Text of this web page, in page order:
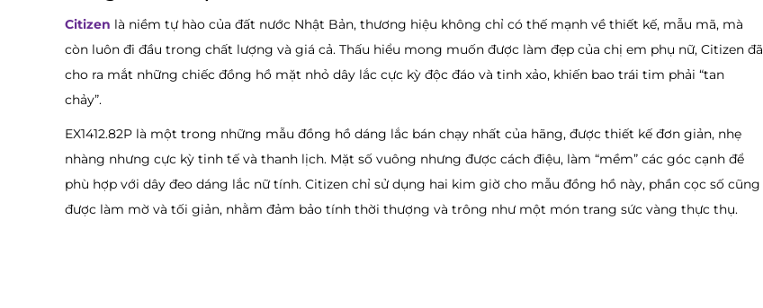
Citizen là niềm tự hào của đất nước Nhật Bản, thương hiệu không chỉ có thế mạnh về thiết kế, mẫu mã, mà
còn luôn đi đầu trong chất lượng và giá cả. Thấu hiểu mong muốn được làm đẹp của chị em phụ nữ, Citizen đã
cho ra mắt những chiếc đồng hồ mặt nhỏ dây lắc cực kỳ độc đáo và tinh xảo, khiến bao trái tim phải “tan
chảy”.
EX1412.82P là một trong những mẫu đồng hồ dáng lắc bán chạy nhất của hãng, được thiết kế đơn giản, nhẹ
nhàng nhưng cực kỳ tinh tế và thanh lịch. Mặt số vuông nhưng được cách điệu, làm “mềm” các góc cạnh để
phù hợp với dây đeo dáng lắc nữ tính. Citizen chỉ sử dụng hai kim giờ cho mẫu đồng hồ này, phần cọc số cũng
được làm mờ và tối giản, nhằm đảm bảo tính thời thượng và trông như một món trang sức vàng thực thụ.